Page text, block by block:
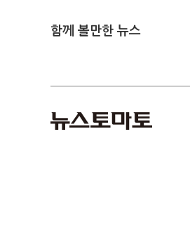
함께 볼만한 뉴스